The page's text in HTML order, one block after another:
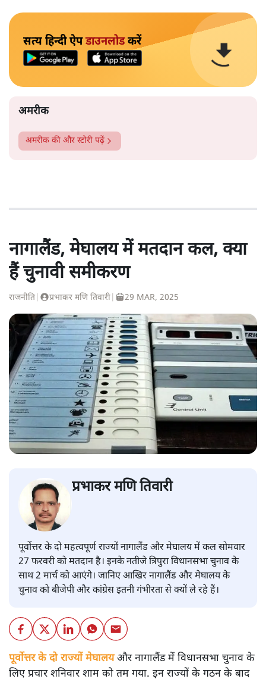
सत्य हिन्दी ऐपडाउनलोडकरें
अमरीक
अमरीक की और स्टोरी पढ़ें
नागालैंड, मेघालय में मतदान कल, क्या
हैं चुनावी समीकरण
राजनीति प्रभाकर मणि तिवारी 29 MAR, 2025
प्रभाकर मणि तिवारी
पूर्वोत्तर के दो महत्वपूर्ण राज्यों नागालैंड और मेघालय में कल सोमवार
27 फरवरी को मतदान है। इनके नतीजे त्रिपुरा विधानसभा चुनाव के
साथ 2 मार्च को आएंगे। जानिए आखिर नागालैंड और मेघालय के
चुनाव को बीजेपी और कांग्रेस इतनी गंभीरता से क्यों ले रहे हैं।
पूर्वोत्तर के दो राज्यों मेघालयऔर नागालैंड में विधानसभा चुनाव के
लिए प्रचार शनिवार शाम को तम गया. इन राज्यों के गठन के बाद